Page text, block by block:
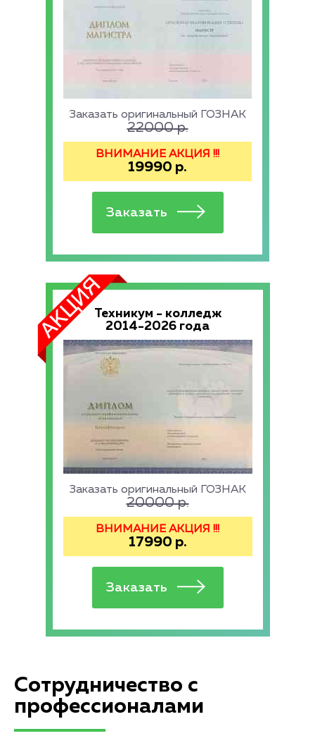
Заказать оригинальный ГОЗНАК
22000р.
ВНИМАНИЕ АКЦИЯ !!!
19990 р.
Техникум - колледж
2014-2026 года
Заказать оригинальный ГОЗНАК
20000р.
ВНИМАНИЕ АКЦИЯ !!!
17990 р.
Сотрудничество с
профессионалами